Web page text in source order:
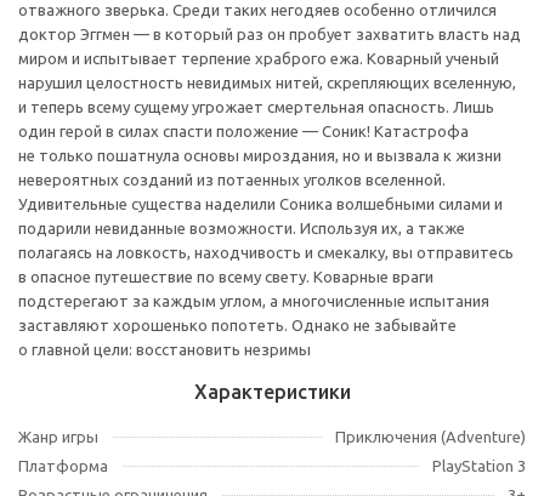
отважного зверька. Среди таких негодяев особенно отличился
доктор Эггмен — в который раз он пробует захватить власть над
миром и испытывает терпение храброго ежа. Коварный ученый
нарушил целостность невидимых нитей, скрепляющих вселенную,
и теперь всему сущему угрожает смертельная опасность. Лишь
один герой в силах спасти положение — Соник! Катастрофа
не только пошатнула основы мироздания, но и вызвала к жизни
невероятных созданий из потаенных уголков вселенной.
Удивительные существа наделили Соника волшебными силами и
подарили невиданные возможности. Используя их, а также
полагаясь на ловкость, находчивость и смекалку, вы отправитесь
в опасное путешествие по всему свету. Коварные враги
подстерегают за каждым углом, а многочисленные испытания
заставляют хорошенько попотеть. Однако не забывайте
о главной цели: восстановить незримы
Характеристики
Жанр игры
Приключения (Adventure)
Платформа
PlayStation 3